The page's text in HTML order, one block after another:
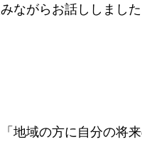
ながらお話ししました
地域の方に自分の将